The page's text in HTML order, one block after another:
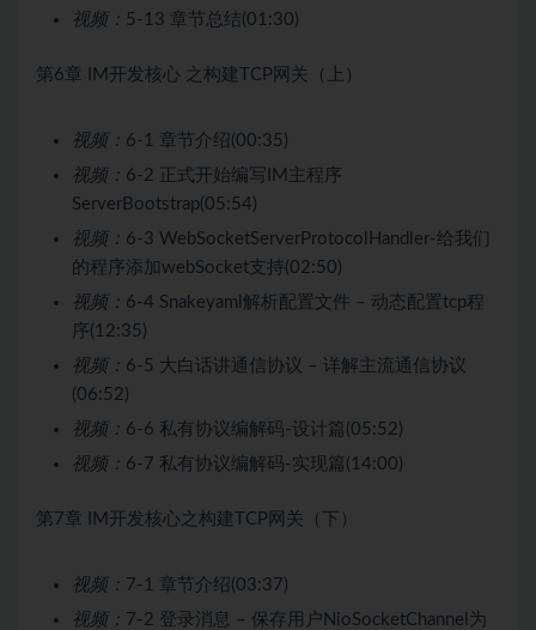
视频： 5-13 章节总结(01:30)
第6章 IM开发核心 之构建TCP网关（上）
视频： 6-1 章节介绍(00:35)
视频： 6-2 正式开始编写IM主程序
ServerBootstrap(05:54)
视频： 6-3 WebSocketServerProtocolHandler-给我们
的程序添加webSocket支持(02:50)
视频： 6-4 Snakeyaml解析配置文件 – 动态配置tcp程
序(12:35)
视频： 6-5 大白话讲通信协议 – 详解主流通信协议
(06:52)
视频： 6-6 私有协议编解码-设计篇(05:52)
视频： 6-7 私有协议编解码-实现篇(14:00)
第7章 IM开发核心之构建TCP网关（下）
视频： 7-1 章节介绍(03:37)
视频： 7-2 登录消息 – 保存用户NioSocketChannel为